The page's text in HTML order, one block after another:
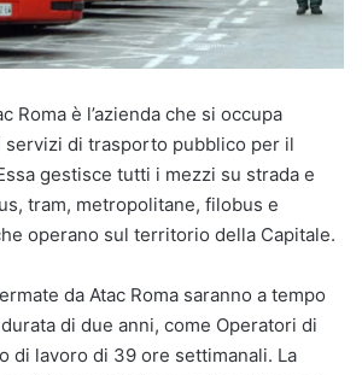
Roma è l’azienda che si occupa
servizi di trasporto pubblico per il
gestisce tutti i mezzi su strada e
tram, metropolitane, filobus e
operano sul territorio della Capitale.
da Atac Roma saranno a tempo
di due anni, come Operatori di
di lavoro di 39 ore settimanali. La